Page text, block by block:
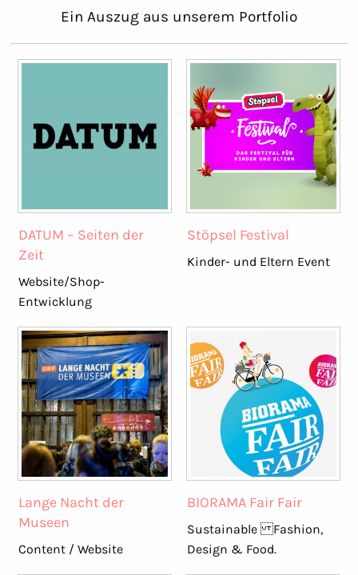
Ein Auszug aus unserem Portfolio
DATUM – Seiten der
Zeit
Website/Shop-
Entwicklung
Stöpsel Festival
Kinder- und Eltern Event
Lange Nacht der
Museen
Content / Website
BIORAMA Fair Fair
Sustainable Fashion,
Design & Food.